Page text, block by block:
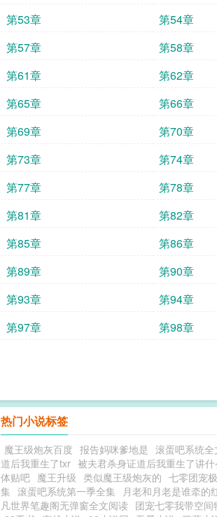
第53章
第54章
第57章
第58章
第61章
第62章
第65章
第66章
第69章
第70章
第73章
第74章
第77章
第78章
第81章
第82章
第85章
第86章
第89章
第90章
第93章
第94章
第97章
第98章
热门小说标签
魔王级炮灰百度 报告妈咪爹地是 滚蛋吧系统
道后我重生了txr 被夫君杀身证道后我重生了讲什
体贴吧 魔王升级 类似魔王级炮灰的 七零团宠
集 滚蛋吧系统第一季全集 月老和月老是谁牵的
凡世界笔趣阁无弹窗全文阅读 团宠七零我带空间